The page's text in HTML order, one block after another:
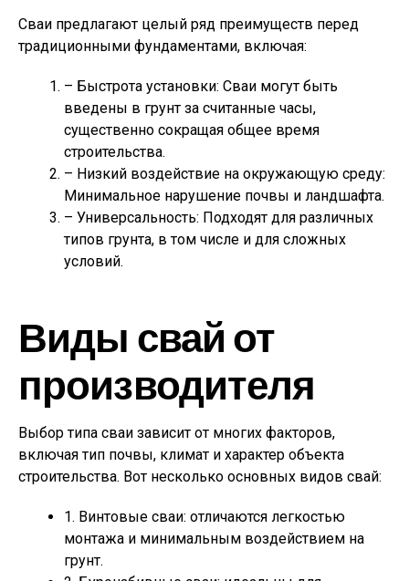
Сваи предлагают целый ряд преимуществ перед
традиционными фундаментами, включая:
– Быстрота установки: Сваи могут быть
введены в грунт за считанные часы,
существенно сокращая общее время
строительства.
– Низкий воздействие на окружающую среду:
Минимальное нарушение почвы и ландшафта.
– Универсальность: Подходят для различных
типов грунта, в том числе и для сложных
условий.
Виды свай от
производителя
Выбор типа сваи зависит от многих факторов,
включая тип почвы, климат и характер объекта
строительства. Вот несколько основных видов свай:
1. Винтовые сваи: отличаются легкостью
монтажа и минимальным воздействием на
грунт.